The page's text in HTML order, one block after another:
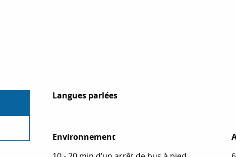
Langues parlées
Langues parlées
Environnement
Environnement